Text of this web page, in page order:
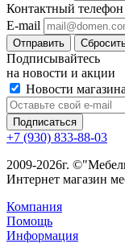
Контактный телефон
E-mail
Подписывайтесь
на новости и акции
Новости магазина
+7 (930) 833-88-03
2009-2026г.
Интернет магазин
Компания
Помощь
Информация